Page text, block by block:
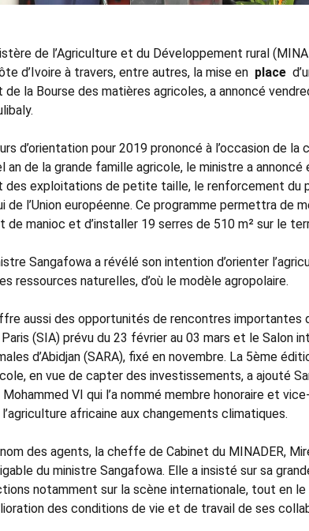
de l’Agriculture et du Développement rural
d’Ivoire à travers, entre autres, la mise en place
la Bourse des matières agricoles, a annoncé
d’orientation pour 2019 prononcé à l’occasion de
an de la grande famille agricole, le ministre a
des exploitations de petite taille, le renforcement du
de l’Union européenne. Ce programme permettra de
de manioc et d’installer 19 serres de 510 m² sur le
Sangafowa a révélé son intention d’orienter
ressources naturelles, d’où le modèle agropolaire.
aussi des opportunités de rencontres importantes
(SIA) prévu du 23 février au 03 mars et le Salon
d’Abidjan (SARA), fixé en novembre. La 5ème
en vue de capter des investissements, a ajouté
VI qui l’a nommé membre honoraire et
africaine aux changements climatiques.
des agents, la cheffe de Cabinet du MINADER,
du ministre Sangafowa. Elle a insisté sur sa
notamment sur la scène internationale, tout en
des conditions de vie et de travail de ses